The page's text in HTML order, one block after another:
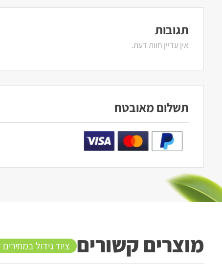
תגובות
אין עדיין חוות דעת.
תשלום מאובטח
מוצרים קשורים ציוד גידול